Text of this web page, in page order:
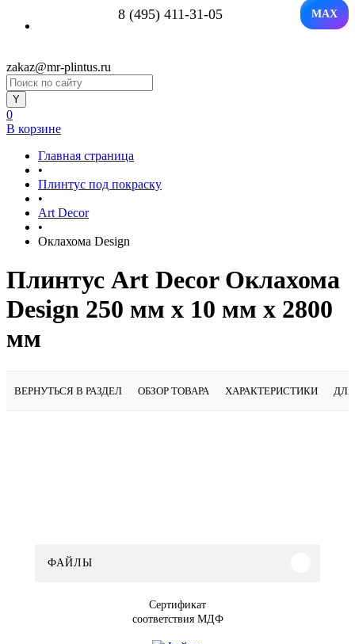
8 (495) 411-31-05 MAX
zakaz@mr-plintus.ru
0
В корзине
Главная страница
•
Плинтус под покраску
•
Art Decor
•
Оклахома Design
Плинтус Art Decor Оклахома
Design 250 мм х 10 мм х 2800
мм
ВЕРНУТЬСЯ В РАЗДЕЛ ОБЗОР ТОВАРА ХАРАКТЕРИСТИКИ
ФАЙЛЫ
Сертификат
соответствия МДФ